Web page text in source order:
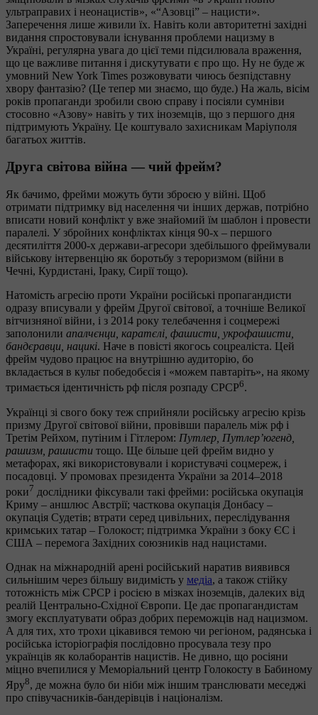
ультраправих і неонацистів», «“Азовці” – нацисти».
Заперечення лише живили їх. Навіть коли авторитетні західні
видання спростовували існування проблеми нацизму в
Україні, регулярна увага до цієї теми підсилювала враження,
що це важливе питання і дискутувати є про що. Ну не буде ж
умовний New York Times розжовувати чиюсь безпідставну
хвору фантазію? (Це тепер ми знаємо, що буде.) На жаль, вісім
років пропаганди зробили свою справу і посіяли сумніви
стосовно «Азову» навіть у тих іноземців, що з першого дня
підтримують Україну. Це коштувало захисникам Маріуполя
багатьох життів.
Друга світова війна — чий фрейм?
Як бачимо, фрейми можуть бути зброєю у війні. Щоб
отримати підтримку від населення чи інших держав, потрібно
вписати новий конфлікт у вже знайомий їм шаблон і провести
паралелі. У збройних конфліктах кінця 90-х – першого
десятиліття 2000-х держави-агресори здебільшого фреймували
військову інтервенцію як боротьбу з тероризмом (війни в
Чечні, Курдистані, Іраку, Сирії тощо).
Натомість агресію проти України російські пропагандисти
одразу вписували у фрейм Другої світової, а точніше Великої
вітчизняної війни, і з 2014 року телебачення і соцмережі
заполонили апалчєнци, каратєлі, фашисти, укрофашисти,
бандєравци, нацикі. Наче в повісті якогось соцреаліста. Цей
фрейм чудово працює на внутрішню аудиторію, бо
вкладається в культ победобєсія і «можем павтаріть», на якому
тримається ідентичність рф після розпаду СРСР6.
Українці зі свого боку теж сприйняли російську агресію крізь
призму Другої світової війни, провівши паралель між рф і
Третім Рейхом, путіним і Гітлером: Путлер, Путлер’югенд,
рашизм, рашисти тощо. Ще більше цей фрейм видно у
метафорах, які використовували і користувачі соцмереж, і
посадовці. У промовах президента України за 2014–2018
роки7 дослідники фіксували такі фрейми: російська окупація
Криму – аншлюс Австрії; часткова окупація Донбасу –
окупація Судетів; втрати серед цивільних, переслідування
кримських татар – Голокост; підтримка України з боку ЄС і
США – перемога Західних союзників над нацистами.
Однак на міжнародній арені російський наратив виявився
сильнішим через більшу видимість у медіа, а також стійку
тотожність між СРСР і росією в мізках іноземців, далеких від
реалій Центрально-Східної Європи. Це дає пропагандистам
змогу експлуатувати образ добрих переможців над нацизмом.
А для тих, хто трохи цікавився темою чи регіоном, радянська і
російська історіографія послідовно просувала тезу про
українців як колаборантів нацистів. Не дивно, що росіяни
міцно вчепилися у Меморіальний центр Голокосту в Бабиному
Яру8, де можна було би ніби між іншим транслювати меседжі
про співучасників-бандерівців і націоналізм.